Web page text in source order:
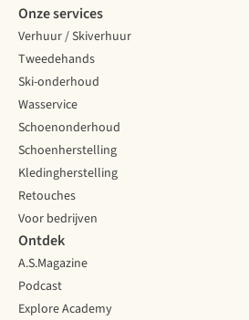
Onze services
Verhuur / Skiverhuur
Tweedehands
Ski-onderhoud
Wasservice
Schoenonderhoud
Schoenherstelling
Kledingherstelling
Retouches
Voor bedrijven
Ontdek
A.S.Magazine
Podcast
Explore Academy